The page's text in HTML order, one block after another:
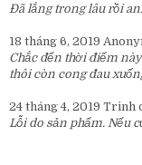
Đã lắng trong lâu rồi
18 tháng 6, 2019
Chắc đến thời điểm
thôi còn cong đau
24 tháng 4, 2019 Trinh
Lỗi do sản phẩm. Nếu